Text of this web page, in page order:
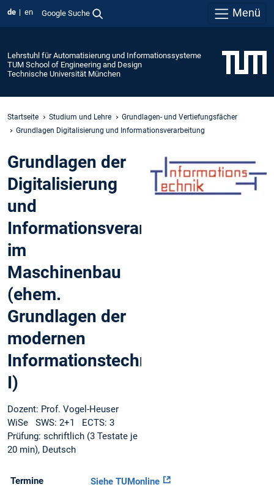
de en Google Suche Menü
Lehrstuhl für Automatisierung und Informationssysteme
TUM School of Engineering and Design
Technische Universität München
Startseite Studium und Lehre
Grundlagen- und Vertiefungsfächer
Grundlagen Digitalisierung und Informationsverarbeitung
Grundlagen der
Digitalisierung
und
Informationsverarbeitung
im
Maschinenbau
(ehem.
Grundlagen der
modernen
Informationstechnik
I)
Dozent: Prof. Vogel-Heuser
WiSe SWS: 2+1 ECTS: 3
Prüfung: schriftlich (3 Testate je
20 min), Deutsch
Termine Siehe TUMonline